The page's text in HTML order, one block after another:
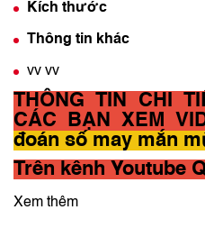
Kích thước
Thông tin khác
vv vv
THÔNG TIN CHI
CÁC BẠN XEM
đoán số may mắn
Trên kênh Youtube
Xem thêm